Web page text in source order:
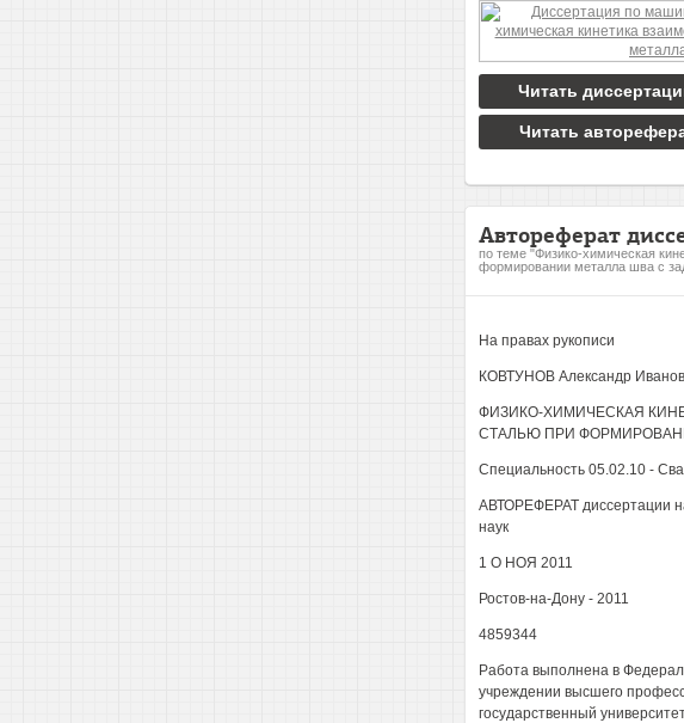
Читать
Читать
Автореферат
по теме "Физико-химическая
формировании металла шва с
На правах рукописи
КОВТУНОВ Александр
ФИЗИКО-ХИМИЧЕСКАЯ
СТАЛЬЮ ПРИ
Специальность 05.02.10 -
АВТОРЕФЕРАТ диссертации
наук
1 О НОЯ 2011
Ростов-на-Дону - 2011
4859344
Работа выполнена в
учреждении высшего
государственный